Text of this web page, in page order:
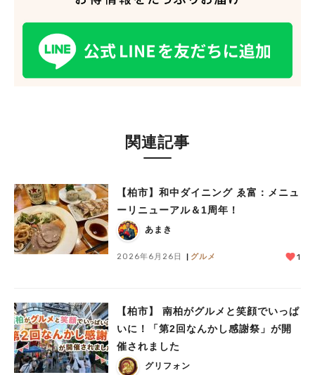
関連記事
【柏市】和中ダイニング ゑ富：メニュ
ーリニューアル＆1周年！
あまき
2026年6月26日 グルメ 1
【柏市】 南柏がグルメと笑顔でいっぱ
いに！「第2回なんかし感謝祭」が開
催されました
グリフォン